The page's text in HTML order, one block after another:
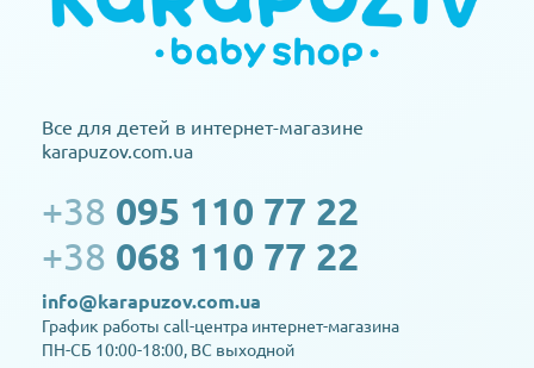
Все для детей в интернет-магазине
karapuzov.com.ua
+38 095 110 77 22
+38 068 110 77 22
info@karapuzov.com.ua
График работы call-центра интернет-магазина
ПН-СБ 10:00-18:00, ВС выходной